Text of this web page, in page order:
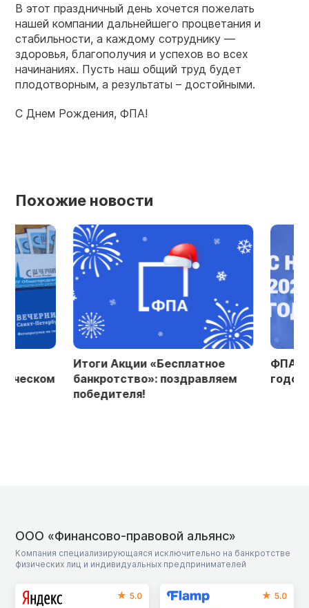
В этот праздничный день хочется пожелать
нашей компании дальнейшего процветания и
стабильности, а каждому сотруднику —
здоровья, благополучия и успехов во всех
начинаниях. Пусть наш общий труд будет
плодотворным, а результаты – достойными.
С Днем Рождения, ФПА!
Похожие новости
Итоги Акции «Бесплатное
банкротство»: поздравляем
победителя!
ФПА
годом и
ООО «Финансово-правовой альянс»
Компания специализирующаяся исключительно на банкротстве
физических лиц и индивидуальных предпринимателей
5.0
5.0